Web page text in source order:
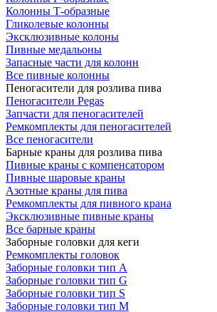
Колонны Т-образные
Гликолевые колонны
Эксклюзивные колоны
Пивные медальоны
Запасные части для колонн
Все пивные колонны
Пеногасители для розлива пива
Пеногасители Pegas
Запчасти для пеногасителей
Ремкомплекты для пеногасителей
Все пеногасители
Барные краны для розлива пива
Пивные краны с компенсатором
Пивные шаровые краны
Азотные краны для пива
Ремкомплекты для пивного крана
Эксклюзивные пивные краны
Все барные краны
Заборные головки для кеги
Ремкомплекты головок
Заборные головки тип А
Заборные головки тип G
Заборные головки тип S
Заборные головки тип M